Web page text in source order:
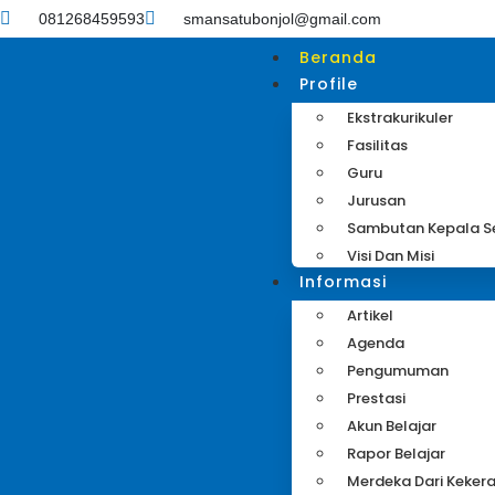
081268459593 smansatubonjol@gmail.com
Beranda
Profile
Ekstrakurikuler
Fasilitas
Guru
Jurusan
Sambutan Kepala
Visi Dan Misi
Informasi
Artikel
Agenda
Pengumuman
Prestasi
Akun Belajar
Rapor Belajar
Merdeka Dari